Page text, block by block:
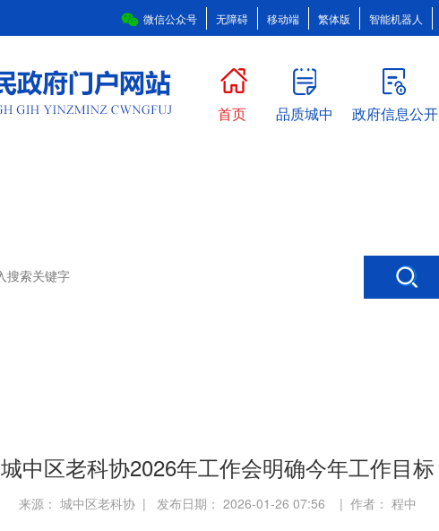
微信公众号 无障碍 移动端 繁体版 智能机器人
首页 品质城中 政府信息公开
城中区老科协2026年工作会明确今年工作目标
来源： 城中区老科协 | 发布日期： 2026-01-26 07:56 | 作者： 程中